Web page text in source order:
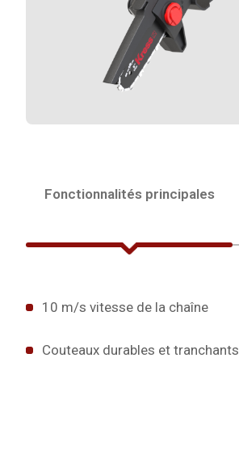
Fonctionnalités principales
10 m/s vitesse de la chaîne
Couteaux durables et tranchants